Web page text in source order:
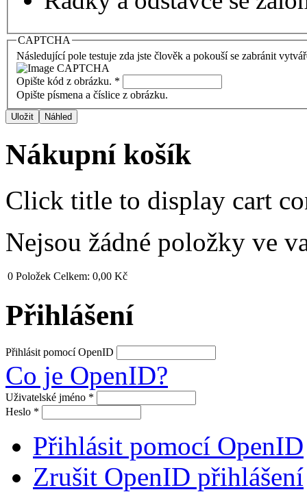
CAPTCHA
Následující pole testuje zda jste člověk a pokouší se zabránit
Opište kód z obrázku. *
Opište písmena a číslice z obrázku.
Nákupní košík
Click title to display cart
Nejsou žádné položky ve
0 Položek Celkem: 0,00 Kč
Přihlášení
Přihlásit pomocí OpenID
Co je OpenID?
Uživatelské jméno *
Heslo *
Přihlásit pomocí OpenID
Zrušit OpenID přihlášení